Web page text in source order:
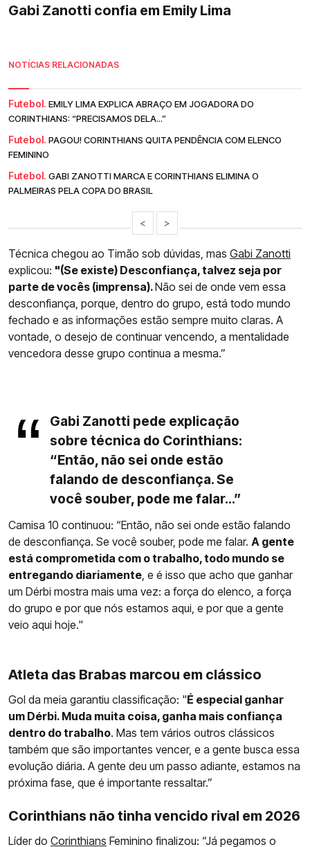
Gabi Zanotti confia em Emily Lima
NOTÍCIAS RELACIONADAS
Futebol. EMILY LIMA EXPLICA ABRAÇO EM JOGADORA DO
CORINTHIANS: “PRECISAMOS DELA...”
Futebol. PAGOU! CORINTHIANS QUITA PENDÊNCIA COM ELENCO
FEMININO
Futebol. GABI ZANOTTI MARCA E CORINTHIANS ELIMINA O
PALMEIRAS PELA COPA DO BRASIL
< >
Técnica chegou ao Timão sob dúvidas, mas Gabi Zanotti
explicou: "(Se existe) Desconfiança, talvez seja por
parte de vocês (imprensa).Não sei de onde vem essa
desconfiança, porque, dentro do grupo, está todo mundo
fechado e as informações estão sempre muito claras. A
vontade, o desejo de continuar vencendo, a mentalidade
vencedora desse grupo continua a mesma.”
Gabi Zanotti pede explicação
sobre técnica do Corinthians:
“Então, não sei onde estão
falando de desconfiança. Se
você souber, pode me falar...”
Camisa 10 continuou: “Então, não sei onde estão falando
de desconfiança. Se você souber, pode me falar. A gente
está comprometida com o trabalho, todo mundo se
entregando diariamente, e é isso que acho que ganhar
um Dérbi mostra mais uma vez: a força do elenco, a força
do grupo e por que nós estamos aqui, e por que a gente
veio aqui hoje."
Atleta das Brabas marcou em clássico
Gol da meia garantiu classificação: "É especial ganhar
um Dérbi. Muda muita coisa, ganha mais confiança
dentro do trabalho. Mas tem vários outros clássicos
também que são importantes vencer, e a gente busca essa
evolução diária. A gente deu um passo adiante, estamos na
próxima fase, que é importante ressaltar.”
Corinthians não tinha vencido rival em 2026
Líder do Corinthians Feminino finalizou: “Já pegamos o